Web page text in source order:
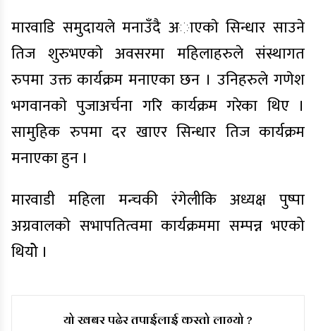
मारवाडि समुदायले मनाउँदै अाएकाे सिन्धार साउने
तिज शुरुभएकाे अवसरमा महिलाहरुले संस्थागत
रुपमा उक्त कार्यक्रम मनाएका छन । उनिहरुले गणेश
भगवानकाे पुजाअर्चना गरि कार्यक्रम गरेका थिए ।
सामुहिक रुपमा दर खाएर सिन्धार तिज कार्यक्रम
मनाएका हुन ।
मारवाडी महिला मन्चकी रंगेलीकि अध्यक्ष पुष्पा
अग्रवालकाे सभापतित्वमा कार्यक्रममा सम्पन्न भएको
थियोे ।
यो खबर पढेर तपाईलाई कस्तो लाग्यो ?